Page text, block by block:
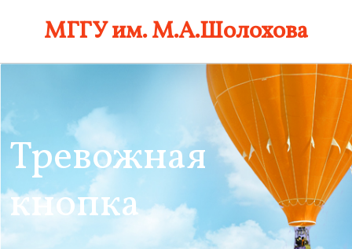
МГГУ им. М.А.Шолохова
Тревожная
кнопка